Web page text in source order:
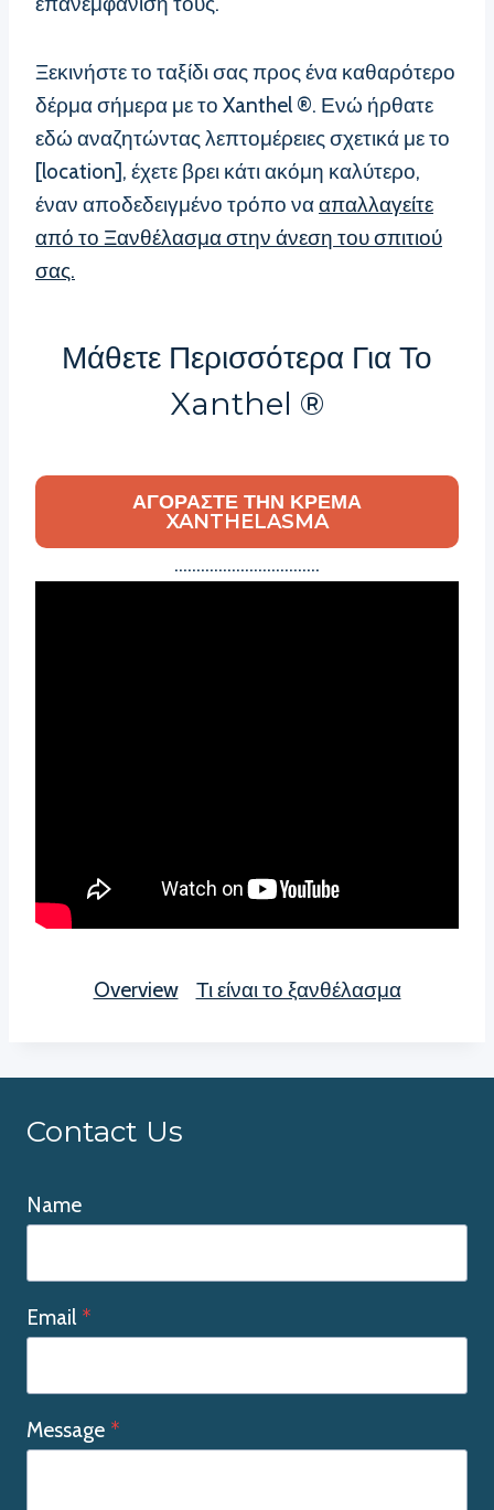
Ξεκινήστε το ταξίδι σας προς ένα καθαρότερο
δέρμα σήμερα με το Xanthel ®. Ενώ ήρθατε
εδώ αναζητώντας λεπτομέρειες σχετικά με το
[location], έχετε βρει κάτι ακόμη καλύτερο,
έναν αποδεδειγμένο τρόπο νααπαλλαγείτε
από το Ξανθέλασμα στην άνεση του σπιτιού
σας.
Μάθετε Περισσότερα Για Το
Xanthel ®
ΑΓΟΡΆΣΤΕ ΤΗΝ ΚΡΈΜΑ
XANTHELASMA
……………………………
Overview Τι είναι το ξανθέλασμα
Contact Us
Name
Email *
Message *